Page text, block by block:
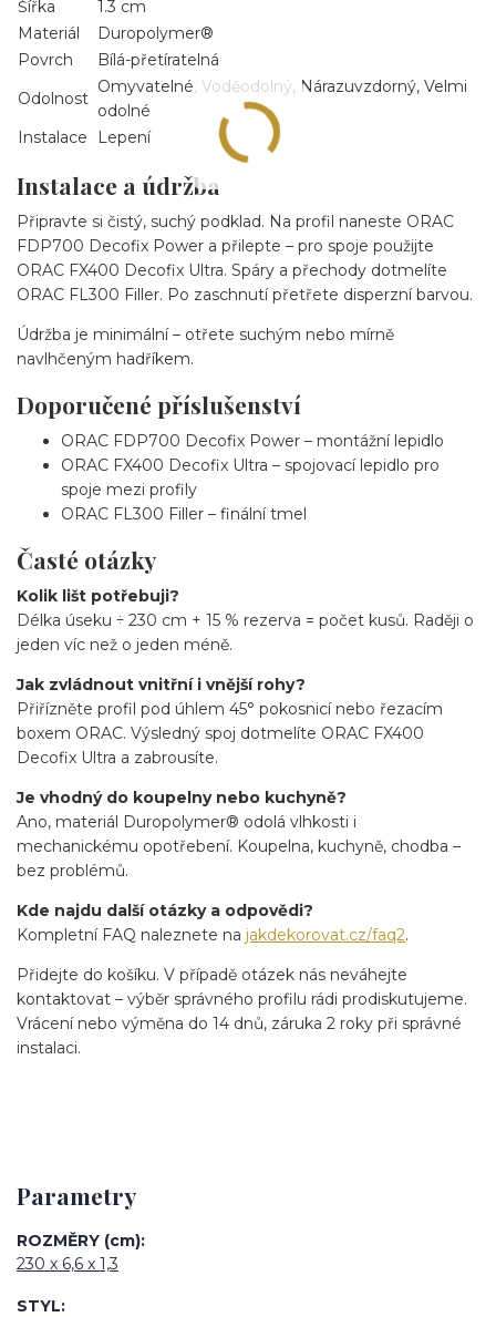
Šířka
1.3 cm
Materiál
Duropolymer®
Povrch
Bílá-přetíratelná
Odolnost
Omyvatelné, Voděodolný, Nárazuvzdorný, Velmi
odolné
Instalace
Lepení
Instalace a údržba
Připravte si čistý, suchý podklad. Na profil naneste ORAC
FDP700 Decofix Power a přilepte – pro spoje použijte
ORAC FX400 Decofix Ultra. Spáry a přechody dotmelíte
ORAC FL300 Filler. Po zaschnutí přetřete disperzní barvou.
Údržba je minimální – otřete suchým nebo mírně
navlhčeným hadříkem.
Doporučené příslušenství
ORAC FDP700 Decofix Power – montážní lepidlo
ORAC FX400 Decofix Ultra – spojovací lepidlo pro
spoje mezi profily
ORAC FL300 Filler – finální tmel
Časté otázky
Kolik lišt potřebuji?
Délka úseku ÷ 230 cm + 15 % rezerva = počet kusů. Raději o
jeden víc než o jeden méně.
Jak zvládnout vnitřní i vnější rohy?
Přiřízněte profil pod úhlem 45° pokosnicí nebo řezacím
boxem ORAC. Výsledný spoj dotmelíte ORAC FX400
Decofix Ultra a zabrousíte.
Je vhodný do koupelny nebo kuchyně?
Ano, materiál Duropolymer® odolá vlhkosti i
mechanickému opotřebení. Koupelna, kuchyně, chodba –
bez problémů.
Kde najdu další otázky a odpovědi?
Kompletní FAQ naleznete na jakdekorovat.cz/faq2.
Přidejte do košíku. V případě otázek nás neváhejte
kontaktovat – výběr správného profilu rádi prodiskutujeme.
Vrácení nebo výměna do 14 dnů, záruka 2 roky při správné
instalaci.
Parametry
ROZMĚRY (cm)
230 x 6,6 x 1,3
STYL